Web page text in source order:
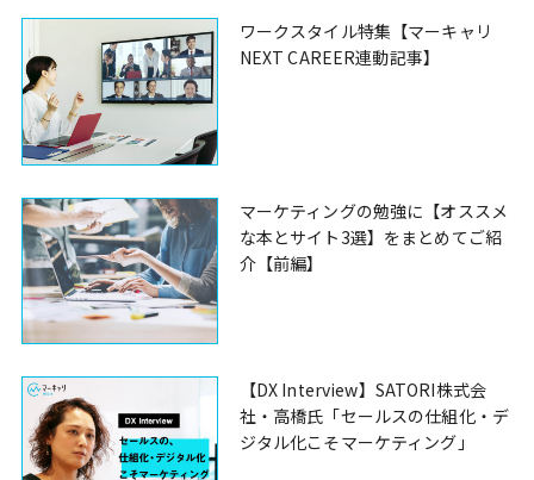
ワークスタイル特集【マーキャリ
NEXT CAREER連動記事】
マーケティングの勉強に【オススメ
な本とサイト3選】をまとめてご紹
介【前編】
【DX Interview】SATORI株式会
社・高橋氏「セールスの仕組化・デ
ジタル化こそマーケティング」